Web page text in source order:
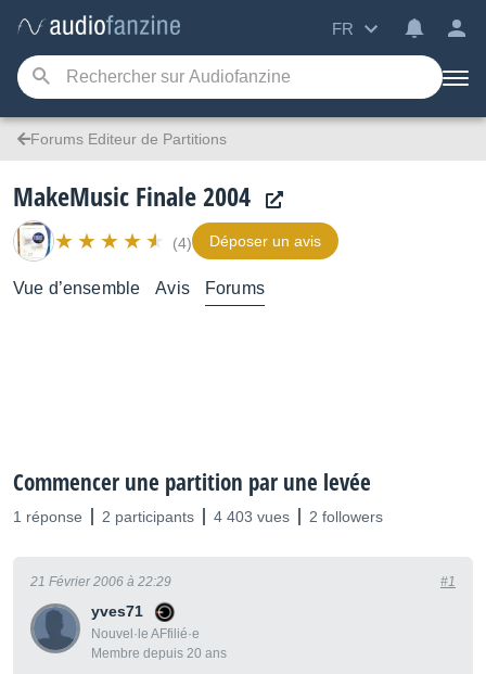
FR
Forums Editeur de Partitions
MakeMusic Finale 2004
(4) Déposer un avis
Vue d’ensemble Avis Forums
Commencer une partition par une levée
1 réponse 2 participants 4 403 vues 2 followers
yves71
Nouvel·le AFfilié·e
Membre depuis 20 ans
21 Février 2006 à 22:29 #1